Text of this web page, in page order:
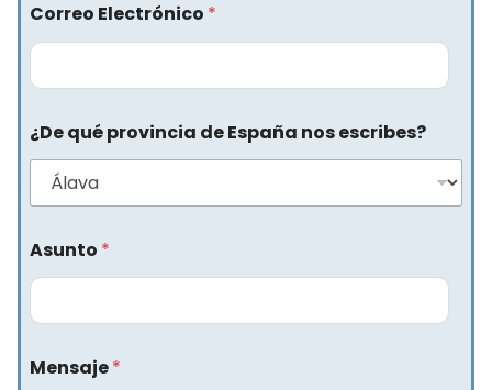
Correo Electrónico *
¿De qué provincia de España nos escribes?
Asunto *
Mensaje*